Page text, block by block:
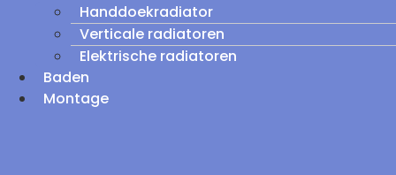
Handdoekradiator
Verticale radiatoren
Elektrische radiatoren
Baden
Montage